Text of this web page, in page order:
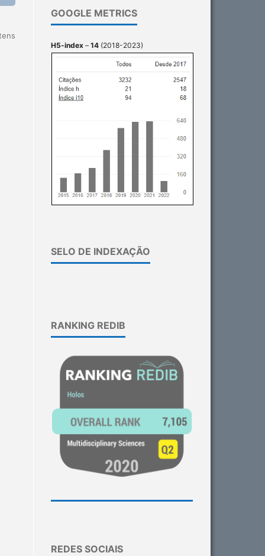
GOOGLE METRICS
H5-index – 14 (2018-2023)
SELO DE INDEXAÇÃO
RANKING REDIB
REDES SOCIAIS